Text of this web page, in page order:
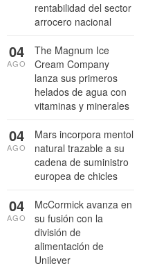
rentabilidad del sector
arrocero nacional
The Magnum Ice
Cream Company
lanza sus primeros
helados de agua con
vitaminas y minerales
04
AGO
Mars incorpora mentol
natural trazable a su
cadena de suministro
europea de chicles
04
AGO
McCormick avanza en
su fusión con la
división de
alimentación de
Unilever
04
AGO